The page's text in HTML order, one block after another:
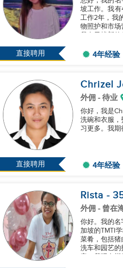
直接聘用
坡工作。我
工作2年，我
物照护和市场
4年经验
直接聘用
Chrizel
外佣 - 待业
你好，我是
洗碗和衣服
习更多。我
4年经验
Rista -
外佣 - 曾在
你好。我的
加坡的TMTI
菜肴，包括猪
洗车和园艺的